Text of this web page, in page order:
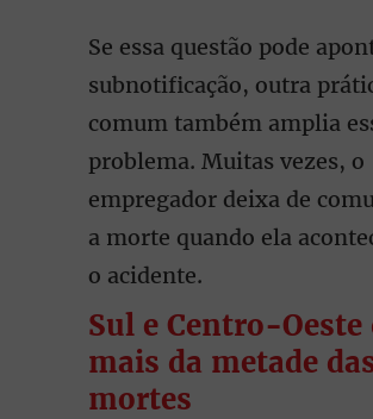
Se essa questão pode
subnotificação, outra
comum também amplia
problema. Muitas vezes, o
empregador deixa de
a morte quando ela
o acidente.
Sul e Centro-Oeste
mais da metade
mortes